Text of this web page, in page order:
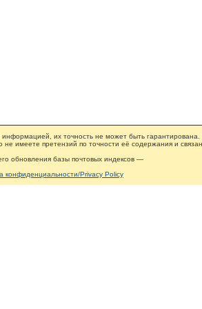
их точность не может быть гарантирована.
имеете претензий по точности её содержания и
обновления базы почтовых индексов —
конфиденциальности/Privacy Policy